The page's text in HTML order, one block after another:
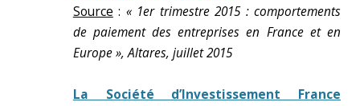
Source : « 1er trimestre 2015 : comportements
de paiement des entreprises en France et en
Europe », Altares, juillet 2015
La Société d’Investissement France